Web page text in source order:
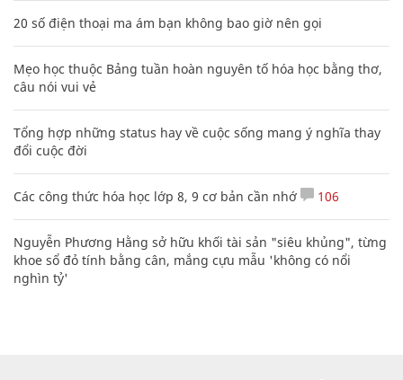
20 số điện thoại ma ám bạn không bao giờ nên gọi
Mẹo học thuộc Bảng tuần hoàn nguyên tố hóa học bằng thơ,
câu nói vui vẻ
Tổng hợp những status hay về cuộc sống mang ý nghĩa thay
đổi cuộc đời
Các công thức hóa học lớp 8, 9 cơ bản cần nhớ 106
Nguyễn Phương Hằng sở hữu khối tài sản "siêu khủng", từng
khoe sổ đỏ tính bằng cân, mắng cựu mẫu 'không có nổi
nghìn tỷ'